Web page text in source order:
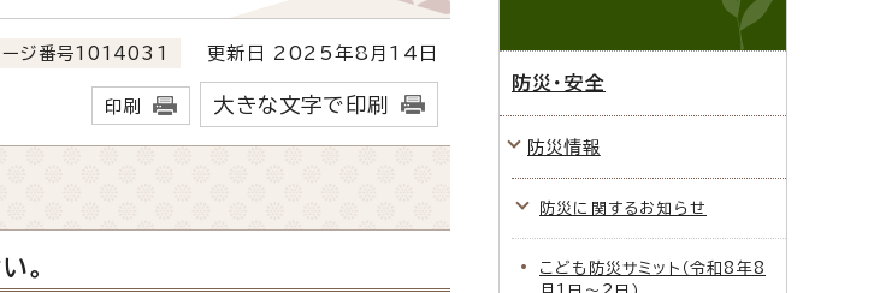
ージ番号1014031 更新日 2025年8月14日
印刷 大きな文字で印刷
。
防災・安全
防災情報
防災に関するお知らせ
こども防災サミット（令和8年8